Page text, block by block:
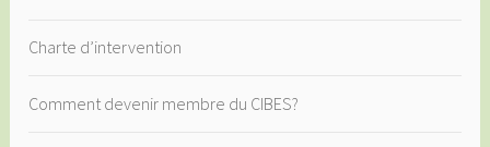
Charte d’intervention
Comment devenir membre du CIBES?